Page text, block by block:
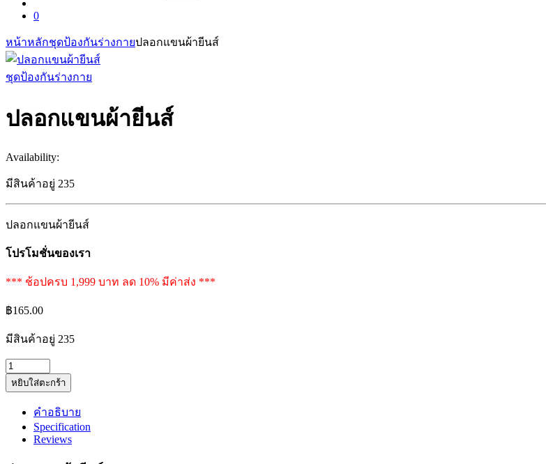
0
หน้าหลักชุดป้องกันร่างกายปลอกแขนผ้ายีนส์
ชุดป้องกันร่างกาย
ปลอกแขนผ้ายีนส์
Availability:
มีสินค้าอยู่ 235
ปลอกแขนผ้ายีนส์
โปรโมชั่นของเรา
*** ช้อปครบ 1,999 บาท ลด 10% มีค่าส่ง ***
฿165.00
มีสินค้าอยู่ 235
ปลอก
แขน
หยิบใส่ตะกร้า
คำอธิบาย
Specification
Reviews